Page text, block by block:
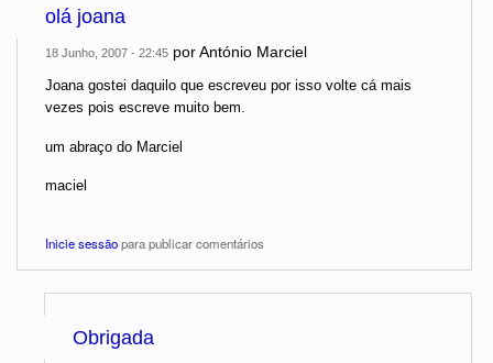
olá joana
18 Junho, 2007 - 22:45 porAntónio Marciel
Joana gostei daquilo que escreveu por isso volte cá mais
vezes pois escreve muito bem.
um abraço do Marciel
maciel
Inicie sessãopara publicar comentários
Obrigada